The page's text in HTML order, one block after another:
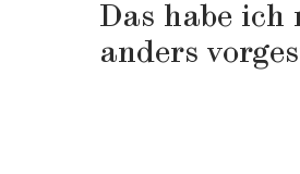
Das habe ich
anders